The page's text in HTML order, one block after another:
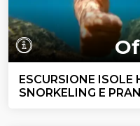
ESCURSIONE
SNORKELING E